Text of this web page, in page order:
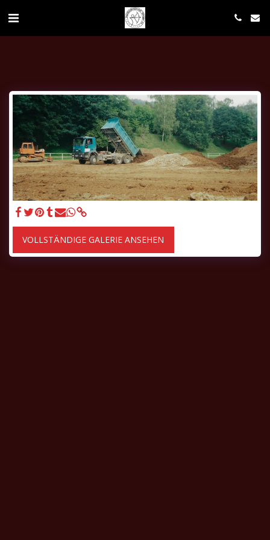
VOLLSTÄNDIGE GALERIE ANSEHEN